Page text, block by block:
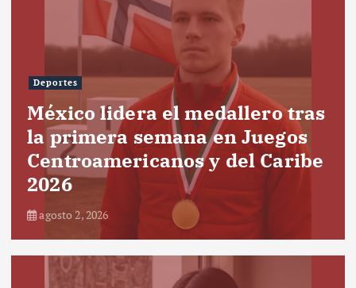
Deportes
México lidera el medallero tras
la primera semana en Juegos
Centroamericanos y del Caribe
2026
agosto 2, 2026